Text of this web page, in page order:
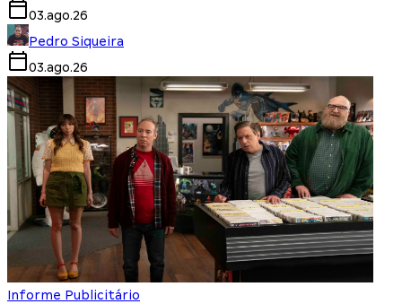
03.ago.26
Pedro Siqueira
03.ago.26
Informe Publicitário